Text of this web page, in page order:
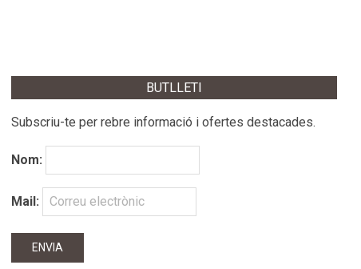
BUTLLETI
Subscriu-te per rebre informació i ofertes destacades.
Nom:
Mail: